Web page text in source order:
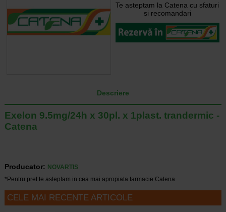
Te asteptam la Catena cu sfaturi
si recomandari
Descriere
Exelon 9.5mg/24h x 30pl. x 1plast. trandermic -
Catena
Producator: NOVARTIS
*Pentru pret te asteptam in cea mai apropiata farmacie Catena
CELE MAI RECENTE ARTICOLE